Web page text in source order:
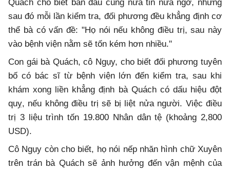
Quách cho biết ban đầu cũng nửa tin nửa ngờ, nhưng
sau đó mỗi lần kiểm tra, đối phương đều khẳng định cơ
thể bà có vấn đề: "Họ nói nếu không điều trị, sau này
vào bệnh viện nằm sẽ tốn kém hơn nhiều."
Con gái bà Quách, cô Ngụy, cho biết đối phương tuyên
bố có bác sĩ từ bệnh viện lớn đến kiểm tra, sau khi
khám xong liền khẳng định bà Quách có dấu hiệu đột
quỵ, nếu không điều trị sẽ bị liệt nửa người. Việc điều
trị 3 liệu trình tốn 19.800 Nhân dân tệ (khoảng 2,800
USD).
Cô Ngụy còn cho biết, họ nói nếp nhăn hình chữ Xuyên
trên trán bà Quách sẽ ảnh hưởng đến vận mệnh của